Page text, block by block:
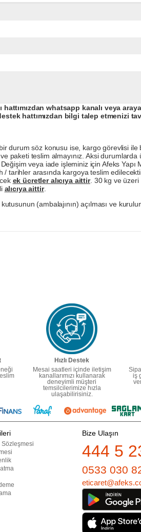
hattımızdan whatsapp kanalı veya
hattımızdan bilgi talep etmenizi
söz konusu ise, kargo görevlisi
paketi teslim almayınız. Aksi durumlarda
veya iade işleminiz için Afeks
tarihler arasında kargoya teslim
ek ücretler alıcıya aittir. 30 kg ve
alıcıya aittir.
(ambalajının) açılması ve
Hızlı Destek
Mesai saatleri içinde iletişim
kanallarımızı kullanarak
deneyimli müşteri
temsilcilerimize hızla
ulaşabilirisiniz.
iş
Sözleşmesi
Bize Ulaşın
444 5
0533 030